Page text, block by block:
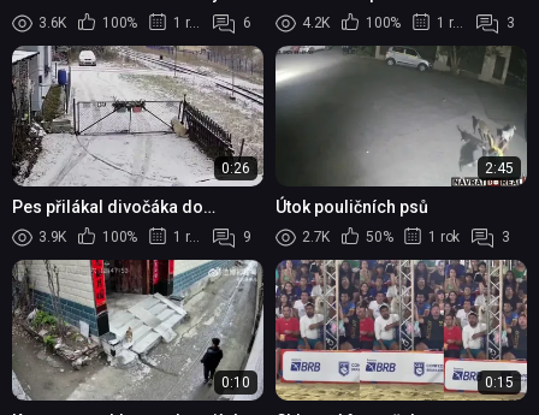
nákladním autem v Kalifornii
3.6K 100% 1 rok 6 4.2K 100% 1 rok 3
0:26
Pes přilákal divočáka do
zahrady
3.9K 100% 1 rok 9
2:45
Útok pouličních psů
2.7K 50% 1 rok 3
0:10 0:15